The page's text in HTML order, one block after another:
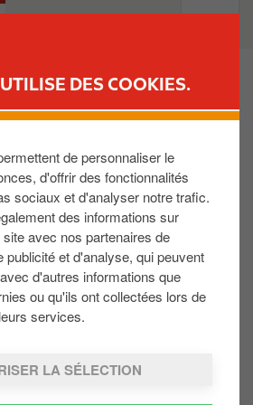
DES COOKIES.
de personnaliser le
d'offrir des fonctionnalités
sociaux et d'analyser notre trafic.
des informations sur
avec nos partenaires de
publicité et d'analyse, qui peuvent
d'autres informations que
ou qu'ils ont collectées lors de
services.
LA SÉLECTION
TROUVER UNE STATION
Monceau-Sur-Sambre